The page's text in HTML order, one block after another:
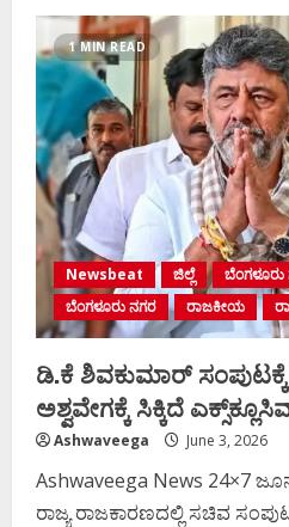
ವಚನಕ್ಕೂ
ಮುನ್ನ
ದೊಡ್ಡಗೌಡರ
ಮನೆಗೆ
ತೆರಳಿ
ಆಶೀರ್ವಾದ
ಪಡೆದ
ಡಿಕೆಶಿ..!
1 MIN READ
Newsbeat ಜಿಲ್ಲೆ
ಬೆಂಗಳೂರು
ಬೆಂಗಳೂರು ನಗರ
ರಾಜಕೀಯ
ಡಿ.ಕೆ ಶಿವಕುಮಾರ್‌ ಸಂಪುಟಕ್ಕೆ
ಅಶ್ವವೇಗಕ್ಕೆ ಸಿಕ್ಕಿದೆ
Ashwaveega June 3, 2026
Ashwaveega News 24×7
ರಾಜ್ಯ ರಾಜಕಾರಣದಲ್ಲಿ ಸಚಿವ